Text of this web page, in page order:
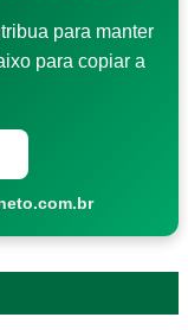
para manter
para copiar a